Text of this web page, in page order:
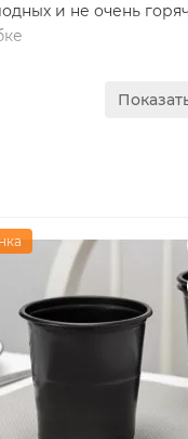
и не очень